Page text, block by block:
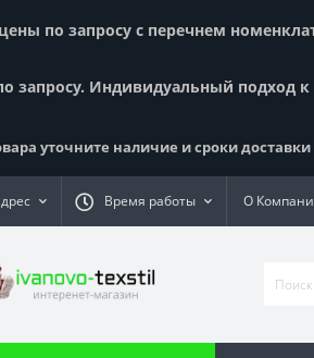
по запросу с перечнем
запросу. Индивидуальный подход
уточните наличие и сроки доставки
Время работы О